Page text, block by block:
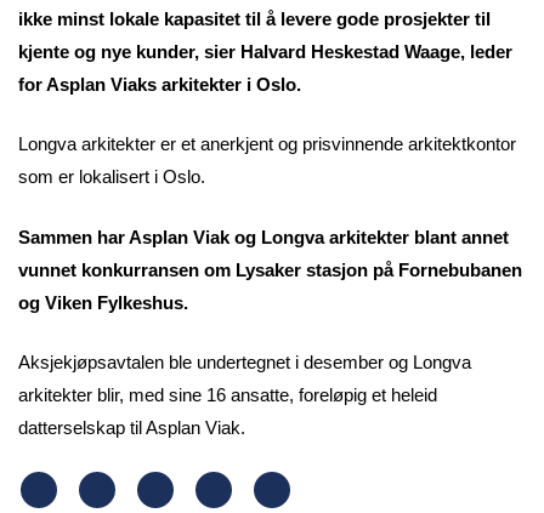
ikke minst lokale kapasitet til å levere gode prosjekter til
kjente og nye kunder, sier Halvard Heskestad Waage, leder
for Asplan Viaks arkitekter i Oslo.
Longva arkitekter er et anerkjent og prisvinnende arkitektkontor
som er lokalisert i Oslo.
Sammen har Asplan Viak og Longva arkitekter blant annet
vunnet konkurransen om Lysaker stasjon på Fornebubanen
og Viken Fylkeshus.
Aksjekjøpsavtalen ble undertegnet i desember og Longva
arkitekter blir, med sine 16 ansatte, foreløpig et heleid
datterselskap til Asplan Viak.